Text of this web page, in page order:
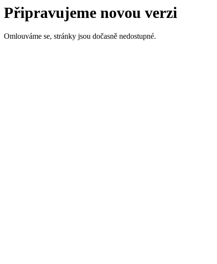
Připravujeme novou verzi
Omlouváme se, stránky jsou dočasně nedostupné.